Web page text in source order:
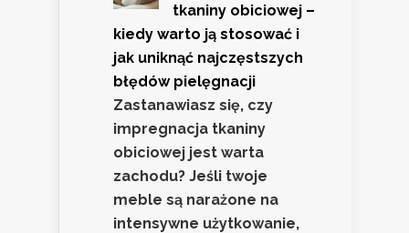
tkaniny obiciowej –
kiedy warto ją stosować i
jak uniknąć najczęstszych
błędów pielęgnacji
Zastanawiasz się, czy
impregnacja tkaniny
obiciowej jest warta
zachodu? Jeśli twoje
meble są narażone na
intensywne użytkowanie,